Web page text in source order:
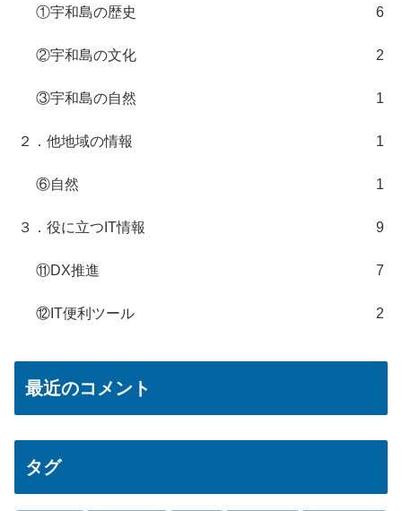
①宇和島の歴史 6
②宇和島の文化 2
③宇和島の自然 1
２．他地域の情報 1
⑥自然 1
３．役に立つIT情報 9
⑪DX推進 7
⑫IT便利ツール 2
最近のコメント
タグ